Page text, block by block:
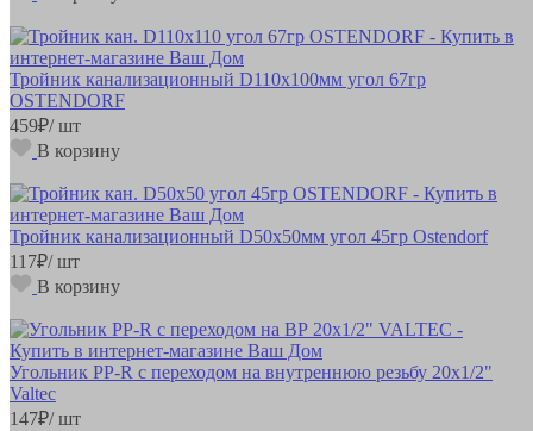
Тройник канализационный D110х100мм угол 67гр
OSTENDORF
459₽/ шт
В корзину
Тройник канализационный D50х50мм угол 45гр Ostendorf
117₽/ шт
В корзину
Угольник РР-R с переходом на внутреннюю резьбу 20х1/2"
Valteс
147₽/ шт